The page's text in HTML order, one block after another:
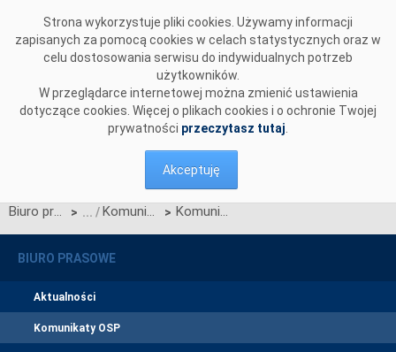
Strona wykorzystuje pliki cookies. Używamy informacji
zapisanych za pomocą cookies w celach statystycznych oraz w
celu dostosowania serwisu do indywidualnych potrzeb
użytkowników.
W przeglądarce internetowej można zmienić ustawienia
dotyczące cookies. Więcej o plikach cookies i o ochronie Twojej
prywatności przeczytasz tutaj
Akceptuję
Biuro prasowe > Komunikaty OSP > Komunikat dotyczący prawa do rekompensaty za redysponowanie nierynkowe instalacji fotowoltaicznych w dniu 22 lipca 2025 r.
BIURO PRASOWE
Aktualności
Komunikaty OSP